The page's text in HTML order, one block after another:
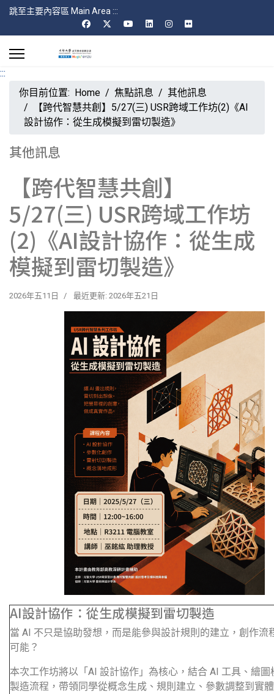
跳至主要內容區 Main Area :::
:::
你目前位置: Home 焦點訊息
其他訊息
【跨代智慧共創】5/27(三) USR跨域工作坊(2)《AI
設計協作：從生成模擬到雷切製造》
其他訊息
【跨代智慧共創】
5/27(三) USR跨域工作坊
(2)《AI設計協作：從生成
模擬到雷切製造》
2026年五11日 最近更新: 2026年五21日
AI設計協作：從生成模擬到雷切製造
當 AI 不只是協助發想，而是能參與設計規則的建立，創作流
可能？
本次工作坊將以「AI 設計協作」為核心，結合 AI 工具、繪
製造流程，帶領同學從概念生成、規則建立、參數調整到實